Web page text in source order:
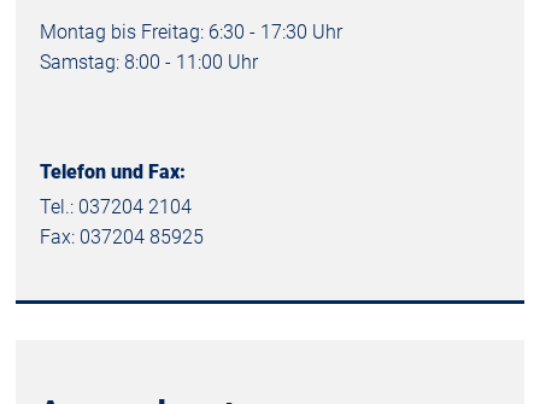
Montag bis Freitag: 6:30 - 17:30 Uhr
Samstag: 8:00 - 11:00 Uhr
Telefon und Fax:
Tel.: 037204 2104
Fax: 037204 85925